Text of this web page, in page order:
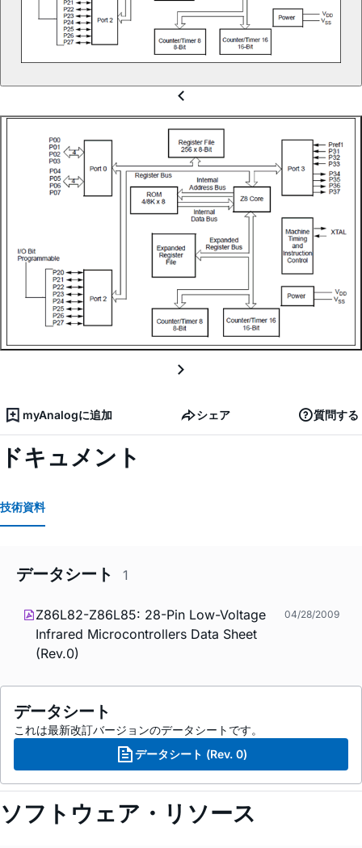
myAnalogに追加 シェア 質問する
ドキュメント
技術資料
データシート 1
Z86L82-Z86L85: 28-Pin Low-Voltage
Infrared Microcontrollers Data Sheet
(Rev.0)
04/28/2009
データシート
これは最新改訂バージョンのデータシートです。
データシート (Rev. 0)
ソフトウェア・リソース